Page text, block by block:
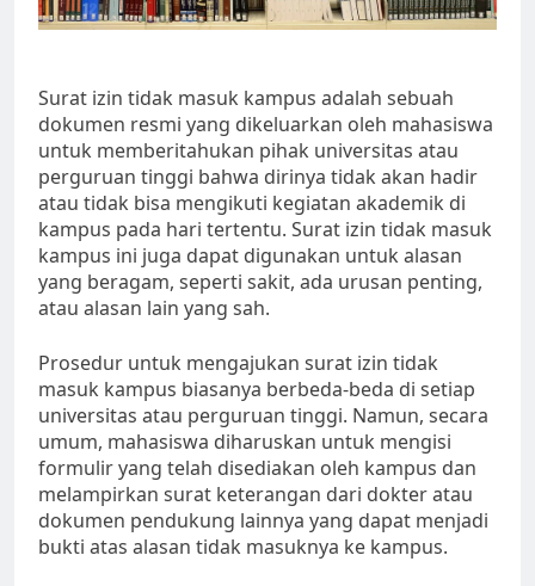
Surat izin tidak masuk kampus adalah sebuah
dokumen resmi yang dikeluarkan oleh mahasiswa
untuk memberitahukan pihak universitas atau
perguruan tinggi bahwa dirinya tidak akan hadir
atau tidak bisa mengikuti kegiatan akademik di
kampus pada hari tertentu. Surat izin tidak masuk
kampus ini juga dapat digunakan untuk alasan
yang beragam, seperti sakit, ada urusan penting,
atau alasan lain yang sah.
Prosedur untuk mengajukan surat izin tidak
masuk kampus biasanya berbeda-beda di setiap
universitas atau perguruan tinggi. Namun, secara
umum, mahasiswa diharuskan untuk mengisi
formulir yang telah disediakan oleh kampus dan
melampirkan surat keterangan dari dokter atau
dokumen pendukung lainnya yang dapat menjadi
bukti atas alasan tidak masuknya ke kampus.